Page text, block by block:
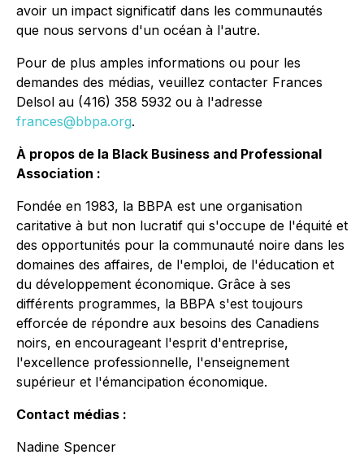
avoir un impact significatif dans les communautés
que nous servons d'un océan à l'autre.
Pour de plus amples informations ou pour les
demandes des médias, veuillez contacter Frances
Delsol au (416) 358 5932 ou à l'adresse
frances@bbpa.org.
À propos de la Black Business and Professional
Association :
Fondée en 1983, la BBPA est une organisation
caritative à but non lucratif qui s'occupe de l'équité et
des opportunités pour la communauté noire dans les
domaines des affaires, de l'emploi, de l'éducation et
du développement économique. Grâce à ses
différents programmes, la BBPA s'est toujours
efforcée de répondre aux besoins des Canadiens
noirs, en encourageant l'esprit d'entreprise,
l'excellence professionnelle, l'enseignement
supérieur et l'émancipation économique.
Contact médias :
Nadine Spencer